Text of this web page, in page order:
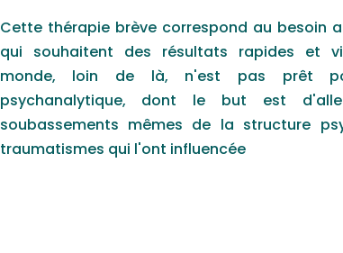
Cette thérapie brève correspond au besoin
qui souhaitent des résultats rapides et
monde, loin de là, n'est pas prêt
psychanalytique, dont le but est
soubassements mêmes de la structure
traumatismes qui l'ont influencée